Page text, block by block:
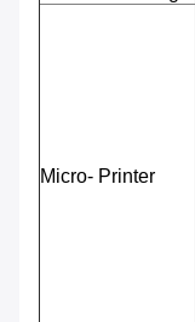
Micro- Printer